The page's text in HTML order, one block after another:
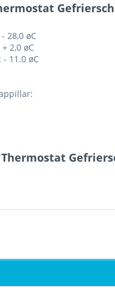
28,0 øC
2,0 øC
11.0 øC